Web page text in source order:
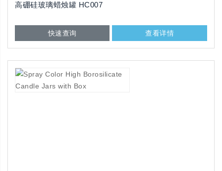
高硼硅玻璃蜡烛罐 HC007
快速查询 查看详情